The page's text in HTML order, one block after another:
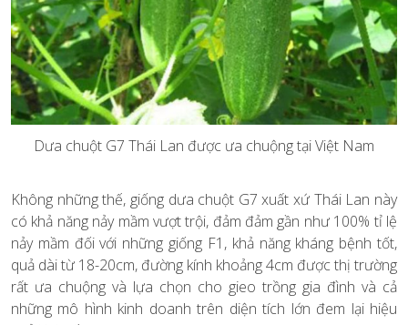
Dưa chuột G7 Thái Lan được ưa chuộng tại Việt Nam
Không những thế, giống dưa chuột G7 xuất xứ Thái Lan này
có khả năng nảy mầm vượt trội, đảm đảm gần như 100% tỉ lệ
nảy mầm đối với những giống F1, khả năng kháng bệnh tốt,
quả dài từ 18-20cm, đường kính khoảng 4cm được thị trường
rất ưa chuộng và lựa chọn cho gieo trồng gia đình và cả
những mô hình kinh doanh trên diện tích lớn đem lại hiệu